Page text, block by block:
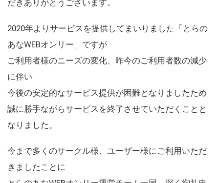
だきありがとうございます。
2020年よりサービスを提供してまいりました「とらの
あなWEBオンリー」ですが
ご利用者様のニーズの変化、昨今のご利用者数の減少
に伴い
今後の安定的なサービス提供が困難となりましたため
誠に勝手ながらサービスを終了させていただくことと
なりました。
今まで多くのサークル様、ユーザー様にご利用いただ
きましたことに